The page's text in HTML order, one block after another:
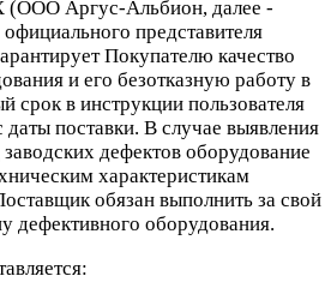
(ООО Аргус-Альбион, далее -
представителя
Покупателю качество
и его безотказную работу в
срок в инструкции пользователя
даты поставки. В случае выявления
дефектов оборудование
характеристикам
обязан выполнить за свой
дефективного оборудования.